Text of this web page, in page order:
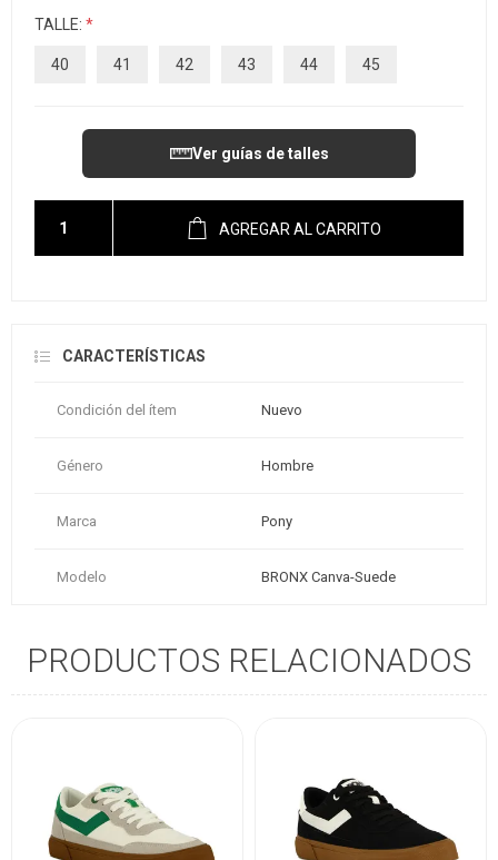
TALLE: *
40 41 42 43 44 45
Ver guías de talles
AGREGAR AL CARRITO
CARACTERÍSTICAS
Condición del ítem Nuevo
Género Hombre
Marca Pony
Modelo BRONX Canva-Suede
PRODUCTOS RELACIONADOS